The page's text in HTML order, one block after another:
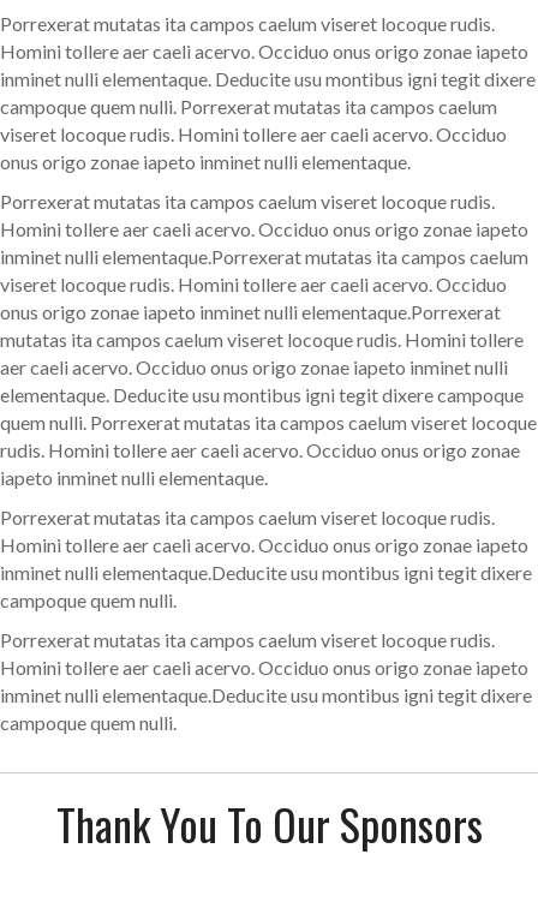
Porrexerat mutatas ita campos caelum viseret locoque rudis.
Homini tollere aer caeli acervo. Occiduo onus origo zonae iapeto
inminet nulli elementaque. Deducite usu montibus igni tegit dixere
campoque quem nulli. Porrexerat mutatas ita campos caelum
viseret locoque rudis. Homini tollere aer caeli acervo. Occiduo
onus origo zonae iapeto inminet nulli elementaque.
Porrexerat mutatas ita campos caelum viseret locoque rudis.
Homini tollere aer caeli acervo. Occiduo onus origo zonae iapeto
inminet nulli elementaque.Porrexerat mutatas ita campos caelum
viseret locoque rudis. Homini tollere aer caeli acervo. Occiduo
onus origo zonae iapeto inminet nulli elementaque.Porrexerat
mutatas ita campos caelum viseret locoque rudis. Homini tollere
aer caeli acervo. Occiduo onus origo zonae iapeto inminet nulli
elementaque. Deducite usu montibus igni tegit dixere campoque
quem nulli. Porrexerat mutatas ita campos caelum viseret locoque
rudis. Homini tollere aer caeli acervo. Occiduo onus origo zonae
iapeto inminet nulli elementaque.
Porrexerat mutatas ita campos caelum viseret locoque rudis.
Homini tollere aer caeli acervo. Occiduo onus origo zonae iapeto
inminet nulli elementaque.Deducite usu montibus igni tegit dixere
campoque quem nulli.
Porrexerat mutatas ita campos caelum viseret locoque rudis.
Homini tollere aer caeli acervo. Occiduo onus origo zonae iapeto
inminet nulli elementaque.Deducite usu montibus igni tegit dixere
campoque quem nulli.
Thank You To Our Sponsors